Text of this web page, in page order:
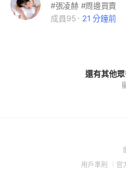
#張凌赫 #周邊買賣
成員95
21 分鐘前
還有其他
用戶準則 官